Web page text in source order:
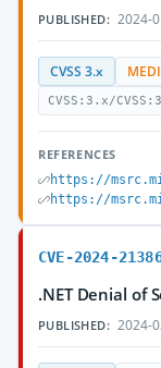
PUBLISHED: 2024-
CVSS 3.x
CVSS:3.x/
REFERENCES
https://
https://
CVE-2024-
.NET Denial of
PUBLISHED: 2024-